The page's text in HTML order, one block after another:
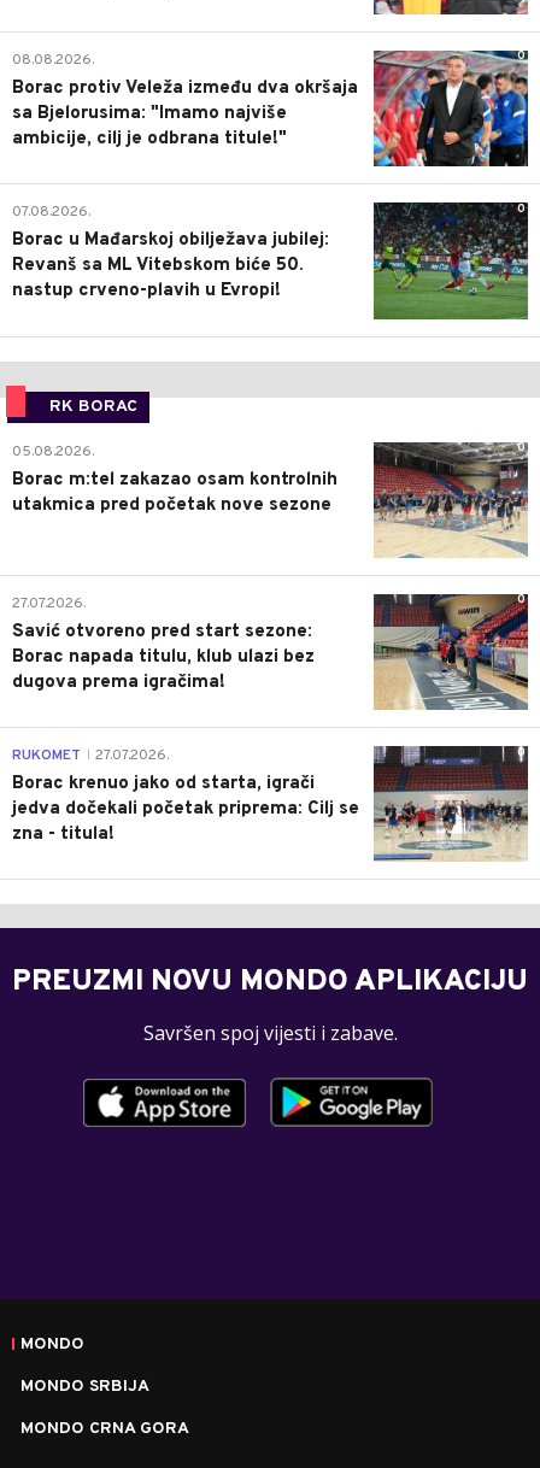
0
08.08.2026.
Borac protiv Veleža između dva okršaja
sa Bjelorusima: "Imamo najviše
ambicije, cilj je odbrana titule!"
0
07.08.2026.
Borac u Mađarskoj obilježava jubilej:
Revanš sa ML Vitebskom biće 50.
nastup crveno-plavih u Evropi!
RK BORAC
0
05.08.2026.
Borac m:tel zakazao osam kontrolnih
utakmica pred početak nove sezone
0
27.07.2026.
Savić otvoreno pred start sezone:
Borac napada titulu, klub ulazi bez
dugova prema igračima!
0
RUKOMET 27.07.2026.
Borac krenuo jako od starta, igrači
jedva dočekali početak priprema: Cilj se
zna - titula!
PREUZMI NOVU MONDO APLIKACIJU
Savršen spoj vijesti i zabave.
MONDO
MONDO SRBIJA
MONDO CRNA GORA